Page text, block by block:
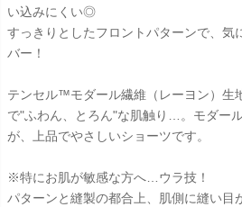
い込みにくい◎
すっきりとしたフロントパターンで、気
バー！
テンセル™モダール繊維（レーヨン）生
で"ふわん、とろん"な肌触り…。モダー
が、上品でやさしいショーツです。
※特にお肌が敏感な方へ…ウラ技！
パターンと縫製の都合上、肌側に縫い目